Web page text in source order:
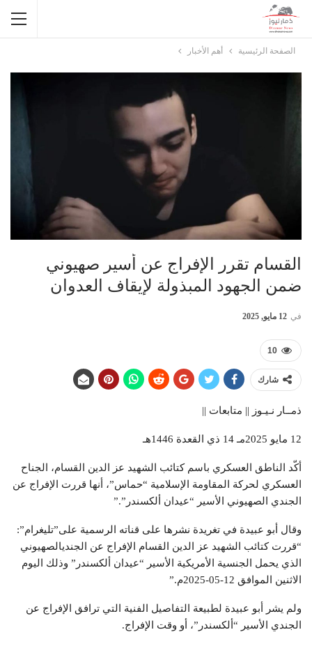
الصفحة الرئيسية أهم الأخبار
القسام تقرر الإفراج عن أسير صهيوني
ضمن الجهود المبذولة لإيقاف العدوان
في 12 مايو, 2025
10
شارك
ذمــار نـيـوز || متابعات ||
12 مايو 2025مـ 14 ذي القعدة 1446هـ
أكّد الناطق العسكري باسم كتائب الشهيد عز الدين القسام، الجناح
العسكري لحركة المقاومة الإسلامية “حماس”، أنها قررت الإفراج عن
الجندي الصهيوني الأسير “عيدان ألكسندر”.”
وقال أبو عبيدة في تغريدة نشرها على قناته الرسمية على”تليغرام”:
“قررت كتائب الشهيد عز الدين القسام الإفراج عن الجنديالصهيوني
الذي يحمل الجنسية الأمريكية الأسير “عيدان ألكسندر” وذلك اليوم
الاثنين الموافق 12-05-2025م.”
ولم يشر أبو عبيدة لطبيعة التفاصيل الفنية التي ترافق الإفراج عن
الجندي الأسير “ألكسندر”، أو وقت الإفراج.